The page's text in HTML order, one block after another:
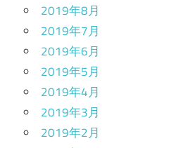
2019年8月
2019年7月
2019年6月
2019年5月
2019年4月
2019年3月
2019年2月